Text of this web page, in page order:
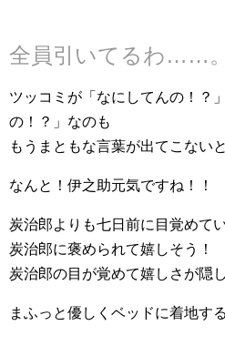
全員引いてるわ……。
ツッコミが「なにしてんの！？
の！？」なのも
もうまともな言葉が出てこない
なんと！伊之助元気ですね！！
炭治郎よりも七日前に目覚めて
炭治郎に褒められて嬉しそう！
炭治郎の目が覚めて嬉しさが隠
まふっと優しくベッドに着地す